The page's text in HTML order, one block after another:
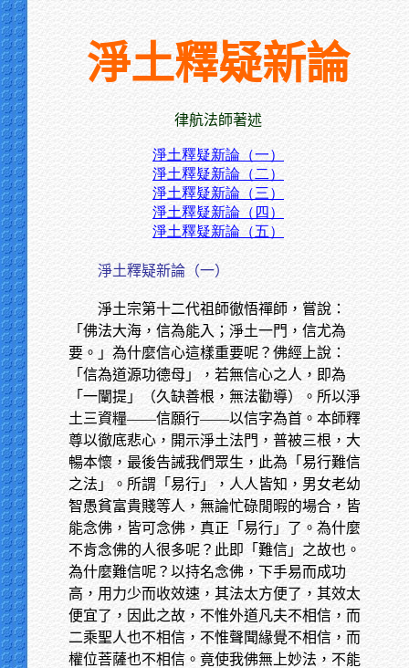
淨土釋疑新論
律航法師著述
淨土釋疑新論（一）
淨土釋疑新論（二）
淨土釋疑新論（三）
淨土釋疑新論（四）
淨土釋疑新論（五）
淨土釋疑新論（一）
淨土宗第十二代祖師徹悟禪師，嘗說：
「佛法大海，信為能入；淨土一門，信尤為
要。」為什麼信心這樣重要呢？佛經上說：
「信為道源功德母」，若無信心之人，即為
「一闡提」（久缺善根，無法勸導）。所以淨
土三資糧——信願行——以信字為首。本師釋
尊以徹底悲心，開示淨土法門，普被三根，大
暢本懷，最後告誡我們眾生，此為「易行難信
之法」。所謂「易行」，人人皆知，男女老幼
智愚貧富貴賤等人，無論忙碌閒暇的場合，皆
能念佛，皆可念佛，真正「易行」了。為什麼
不肯念佛的人很多呢？此即「難信」之故也。
為什麼難信呢？以持名念佛，下手易而成功
高，用力少而收效速，其法太方便了，其效太
便宜了，因此之故，不惟外道凡夫不相信，而
二乘聖人也不相信，不惟聲聞緣覺不相信，而
權位菩薩也不相信。竟使我佛無上妙法，不能